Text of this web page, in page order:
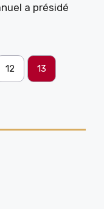
a présidé
12 13